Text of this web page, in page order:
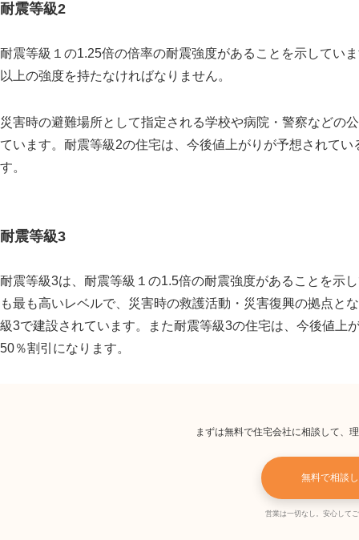
耐震等級2
耐震等級１の1.25倍の倍率の耐震強度があることを示してい
以上の強度を持たなければなりません。
災害時の避難場所として指定される学校や病院・警察などの
ています。耐震等級2の住宅は、今後値上がりが予想されて
す。
耐震等級3
耐震等級3は、耐震等級１の1.5倍の耐震強度があることを示
も最も高いレベルで、災害時の救護活動・災害復興の拠点と
級3で建設されています。また耐震等級3の住宅は、今後値上
50％割引になります。
まずは無料で住宅会社に相談して、
無料で相談
営業は一切なし。安心して